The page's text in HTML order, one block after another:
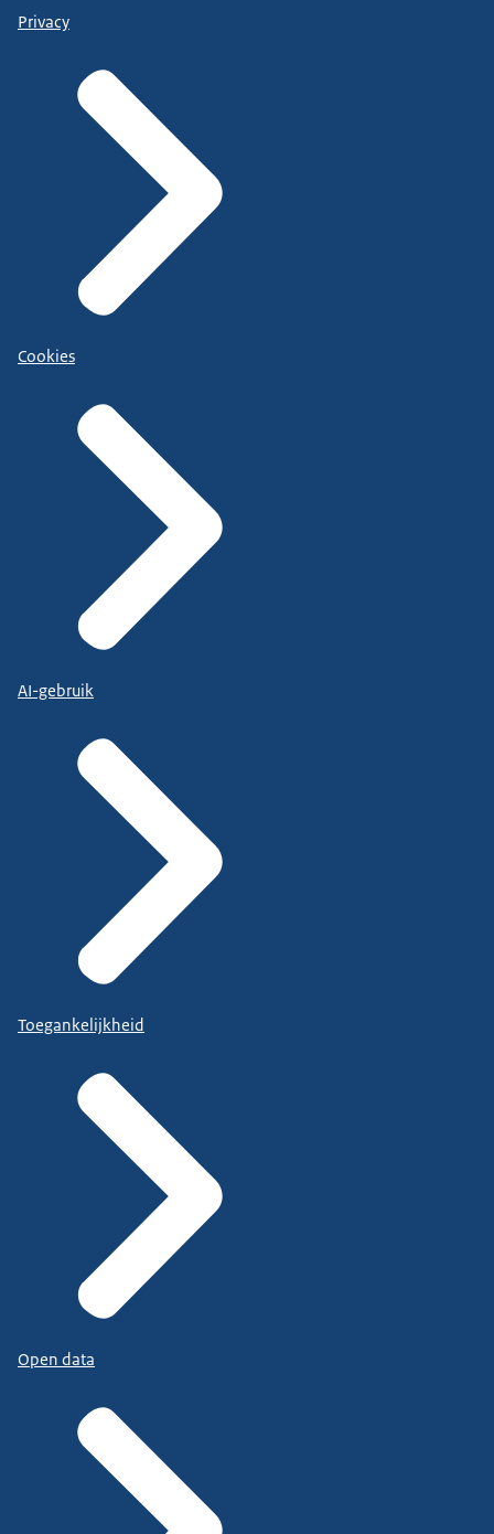
Privacy
Cookies
AI-gebruik
Toegankelijkheid
Open data